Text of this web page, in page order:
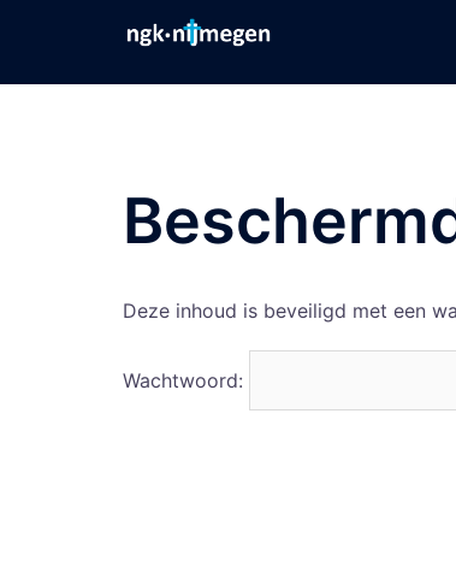
Deze inhoud is beveiligd met een
Wachtwoord: